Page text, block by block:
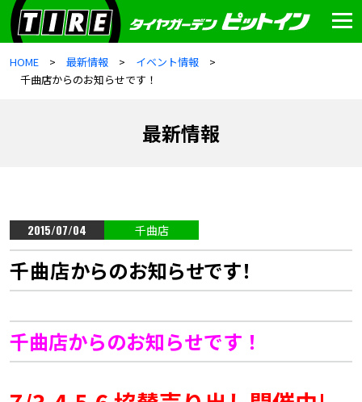
HOME 最新情報
イベント情報
千曲店からのお知らせです！
最新情報
2015/07/04 千曲店
千曲店からのお知らせです！
千曲店からのお知らせです！